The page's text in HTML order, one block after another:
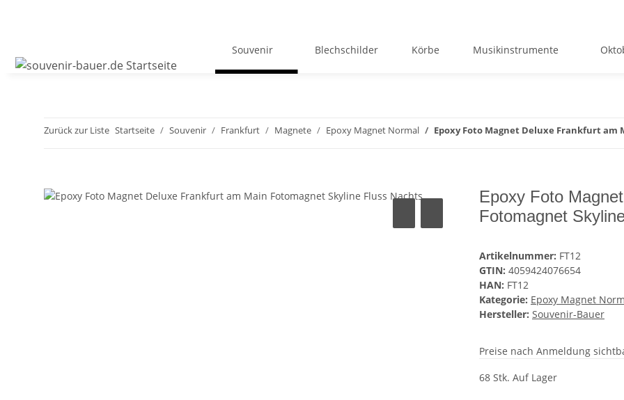
Souvenir Blechschilder Körbe Musikinstrumente
Zurück zur Liste Startseite Souvenir Frankfurt Magnete Epoxy Magnet Normal Epoxy Foto Magnet Deluxe Frankfurt am
Epoxy Foto
Fotomagnet
Artikelnummer: FT12
GTIN: 4059424076654
HAN: FT12
Kategorie: Epoxy Magnet
Hersteller: Souvenir-Bauer
Preise nach Anmeldung
68 Stk. Auf Lager